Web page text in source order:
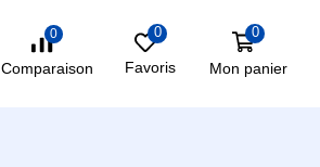
0
Comparaison
0
Favoris
0
Mon panier